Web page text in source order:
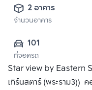
2 อาคาร
จำนวนอาคาร
101
ที่จอดรถ
Star view by Eastern
เทิร์นสตาร์ (พระราม3)) ค